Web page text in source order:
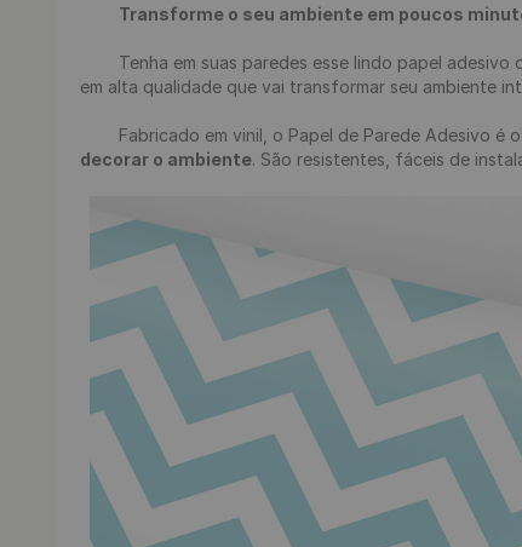
Transforme o seu ambiente em poucos
em alta qualidade que vai transformar seu ambiente
	Fabricado em vinil, o Papel de Parede Adesivo é o
decorar o ambiente. São resistentes, fáceis de